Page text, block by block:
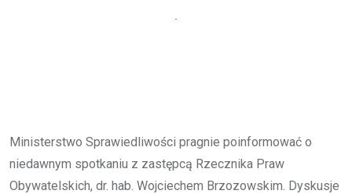
Ministerstwo Sprawiedliwości pragnie poinformować o
niedawnym spotkaniu z zastępcą Rzecznika Praw
Obywatelskich, dr. hab. Wojciechem Brzozowskim. Dyskusje